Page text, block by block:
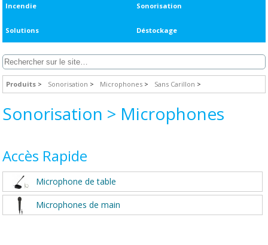
Incendie Sonorisation
Solutions Déstockage
Produits Sonorisation Microphones Sans Carillon
Sonorisation > Microphones
Accès Rapide
Microphone de table
Microphones de main